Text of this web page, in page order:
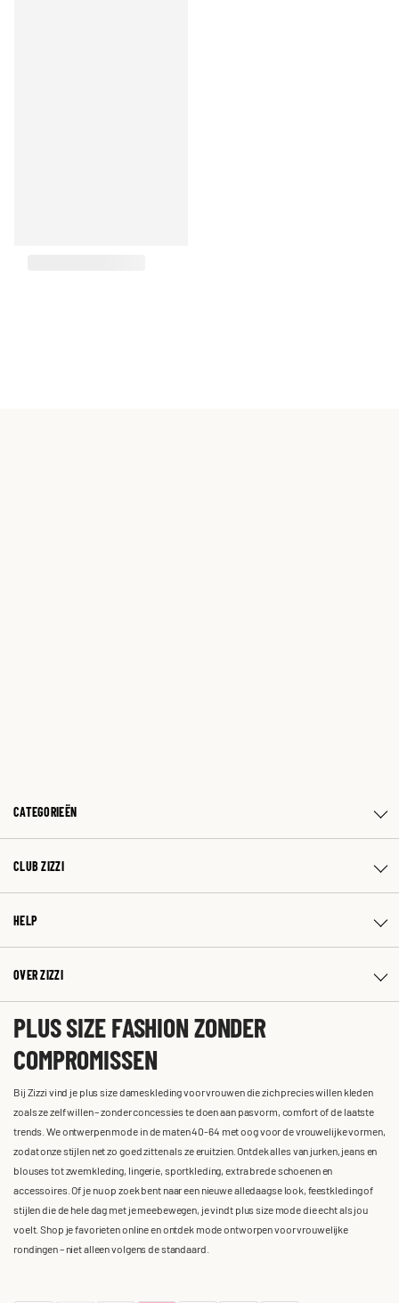
CATEGORIEËN
CLUB ZIZZI
HELP
OVER ZIZZI
PLUS SIZE FASHION ZONDER
COMPROMISSEN
Bij Zizzi vind je plus size dameskleding voor vrouwen die zich precies willen kleden
zoals ze zelf willen – zonder concessies te doen aan pasvorm, comfort of de laatste
trends. We ontwerpen mode in de maten 40-64 met oog voor de vrouwelijke vormen,
zodat onze stijlen net zo goed zitten als ze eruitzien. Ontdek alles van jurken, jeans en
blouses tot zwemkleding, lingerie, sportkleding, extra brede schoenen en
accessoires. Of je nu op zoek bent naar een nieuwe alledaagse look, feestkleding of
stijlen die de hele dag met je meebewegen, je vindt plus size mode die echt als jou
voelt. Shop je favorieten online en ontdek mode ontworpen voor vrouwelijke
rondingen – niet alleen volgens de standaard.